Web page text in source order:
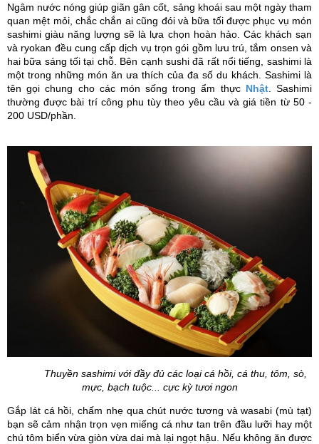
Ngâm nước nóng giúp giãn gân cốt, sảng khoái sau một ngày tham
quan mệt mỏi, chắc chắn ai cũng đói và bữa tối được phục vụ món
sashimi giàu năng lượng sẽ là lựa chọn hoàn hảo. Các khách sạn
và ryokan đều cung cấp dịch vụ trọn gói gồm lưu trú, tắm onsen và
hai bữa sáng tối tại chỗ. Bên cạnh sushi đã rất nổi tiếng, sashimi là
một trong những món ăn ưa thích của đa số du khách. Sashimi là
tên gọi chung cho các món sống trong ẩm thực Nhật.Sashimi
thường được bài trí công phu tùy theo yêu cầu và giá tiền từ 50 -
200 USD/phần.
Thuyền sashimi với đầy đủ các loại cá hồi, cá thu, tôm, sò,
mực, bạch tuộc... cực kỳ tươi ngon
Gắp lát cá hồi, chấm nhẹ qua chút nước tương và wasabi (mù tạt)
bạn sẽ cảm nhận trọn vẹn miếng cá như tan trên đầu lưỡi hay một
chú tôm biển vừa giòn vừa dai mà lại ngọt hậu. Nếu không ăn được